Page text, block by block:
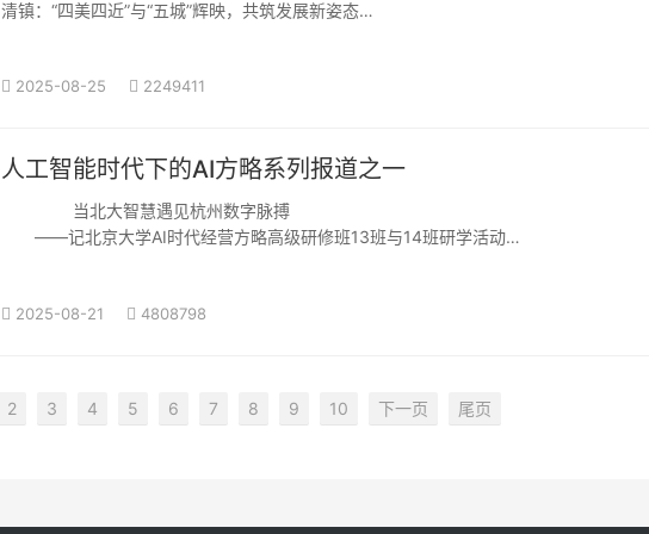
清镇：“四美四近”与“五城”辉映，共筑发展新姿态
镇!&rdqu···
2025-08-25 2249411
人工智能时代下的AI方略系列报道之一
当北大智慧遇见杭州数字脉搏
——记北京大学AI时代经营方略高级研修班13班与14班研学活动
杭州，这座被马可&middot;波罗誉为“世界上最···
2025-08-21 4808798
2 3 4 5 6 7 8 9 10 下一页 尾页